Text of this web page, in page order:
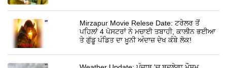
Mirzapur Movie Relese Date: ਟਰੇਲਰ ਤੋਂ
ਪਹਿਲਾਂ 4 ਪੋਸਟਰਾਂ ਨੇ ਮਚਾਈ ਤਬਾਹੀ, ਕਾਲੀਨ ਭਈਆ
ਤੇ ਗੁੱਡੂ ਪੰਡਿਤ ਦਾ ਖ਼ੂਨੀ ਅੰਦਾਜ਼ ਦੇਖ ਕੰਬੇ ਲੋਕ!